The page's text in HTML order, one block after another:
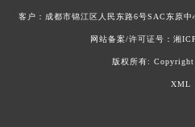
客户：成都市锦江区人民东路6号SAC东原中
网站备案/许可证号： 湘
版权所有:
XML